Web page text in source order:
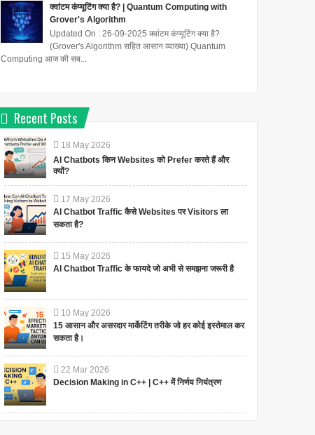
क्वांटम कंप्यूटिंग क्या है? | Quantum Computing with
Grover's Algorithm
Updated On : 26-09-2025 क्वांटम कंप्यूटिंग क्या है?
(Grover's Algorithm सहित आसान व्याख्या) Quantum
Computing आज की सब...
Recent Posts
18 May 2026
AI Chatbots किन Websites को Prefer करते हैं और
क्यों?
17 May 2026
AI Chatbot Traffic कैसे Websites पर Visitors ला
सकता है?
15 May 2026
AI Chatbot Traffic के फायदे जो अभी से समझना जरूरी है
10 May 2026
15 आसान और असरदार मार्केटिंग तरीके जो हर कोई इस्तेमाल कर
सकता है।
22 Mar 2026
Decision Making in C++ | C++ में निर्णय नियंत्रण